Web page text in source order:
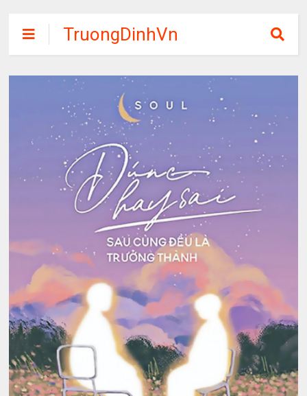
TruongDinhVn
Chia sẽ ebook,
các khóa học,
phần mềm học
tập miễn phí